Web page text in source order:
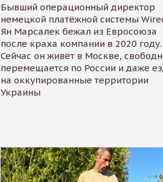
Бывший операционный директор
немецкой платёжной системы
Ян Марсалек бежал из Евросоюза
после краха компании в 2020 году.
Сейчас он живёт в Москве,
перемещается по России и даже
на оккупированные территории
Украины